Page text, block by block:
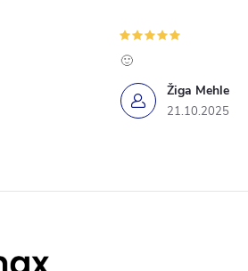
Žiga Mehle
21.10.2025
🙂